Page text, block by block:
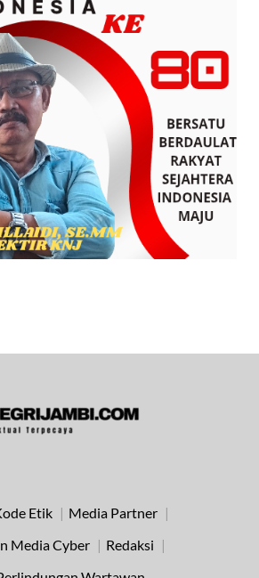
Etik
Media Partner
Media Cyber
Redaksi